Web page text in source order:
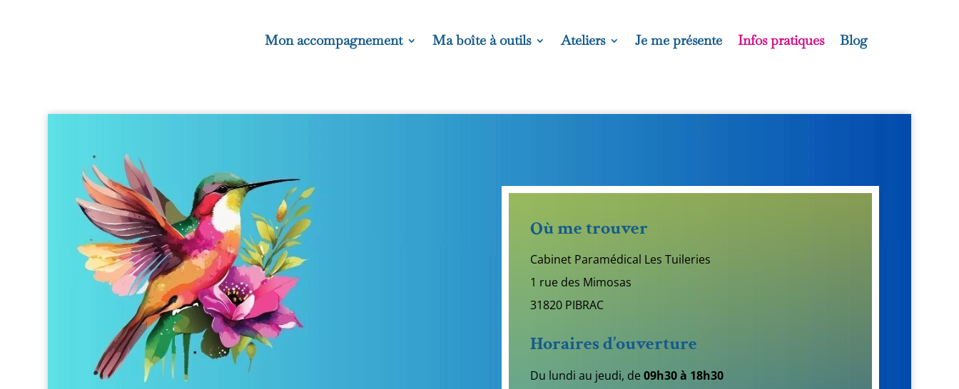
Mon accompagnement Ma boîte à outils Ateliers Je me présente Infos pratiques Blog
Où me trouver
Cabinet Paramédical Les Tuileries
1 rue des Mimosas
31820 PIBRAC
Horaires d’ouverture
Du lundi au jeudi, de09h30 à 18h30